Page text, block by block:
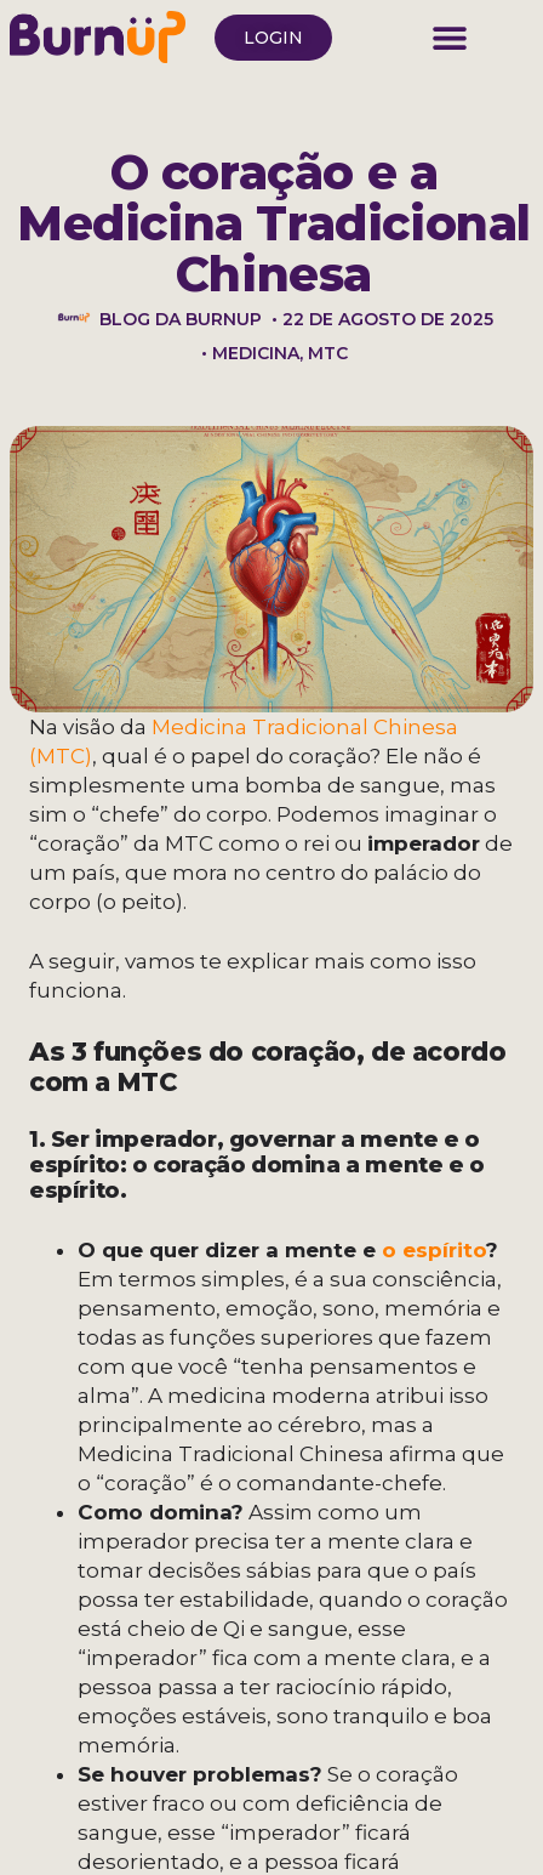
LOGIN
O coração e a
Medicina Tradicional
Chinesa
BLOG DA BURNUP • 22 DE AGOSTO DE 2025
• MEDICINA, MTC
Na visão da Medicina Tradicional Chinesa
(MTC), qual é o papel do coração? Ele não é
simplesmente uma bomba de sangue, mas
sim o “chefe” do corpo. Podemos imaginar o
“coração” da MTC como o rei ou imperador de
um país, que mora no centro do palácio do
corpo (o peito).
A seguir, vamos te explicar mais como isso
funciona.
As 3 funções do coração, de acordo
com a MTC
1. Ser imperador, governar a mente e o
espírito: o coração domina a mente e o
espírito.
O que quer dizer a mente e o espírito?
Em termos simples, é a sua consciência,
pensamento, emoção, sono, memória e
todas as funções superiores que fazem
com que você “tenha pensamentos e
alma”. A medicina moderna atribui isso
principalmente ao cérebro, mas a
Medicina Tradicional Chinesa afirma que
o “coração” é o comandante-chefe.
Como domina? Assim como um
imperador precisa ter a mente clara e
tomar decisões sábias para que o país
possa ter estabilidade, quando o coração
está cheio de Qi e sangue, esse
“imperador” fica com a mente clara, e a
pessoa passa a ter raciocínio rápido,
emoções estáveis, sono tranquilo e boa
memória.
Se houver problemas? Se o coração
estiver fraco ou com deficiência de
sangue, esse “imperador” ficará
desorientado, e a pessoa ficará